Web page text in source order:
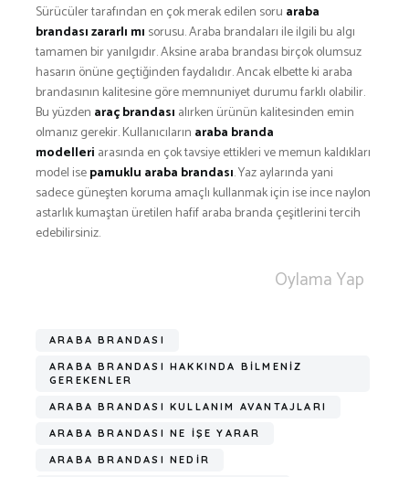
Sürücüler tarafından en çok merak edilen soru araba
brandası zararlı mı sorusu. Araba brandaları ile ilgili bu algı
tamamen bir yanılgıdır. Aksine araba brandası birçok olumsuz
hasarın önüne geçtiğinden faydalıdır. Ancak elbette ki araba
brandasının kalitesine göre memnuniyet durumu farklı olabilir.
Bu yüzden araç brandası alırken ürünün kalitesinden emin
olmanız gerekir. Kullanıcıların araba branda
modelleri arasında en çok tavsiye ettikleri ve memun kaldıkları
model isepamuklu araba brandası. Yaz aylarında yani
sadece güneşten koruma amaçlı kullanmak için ise ince naylon
astarlık kumaştan üretilen hafif araba branda çeşitlerini tercih
edebilirsiniz.
Oylama Yap
ARABA BRANDASI
ARABA BRANDASI HAKKINDA BİLMENİZ
GEREKENLER
ARABA BRANDASI KULLANIM AVANTAJLARI
ARABA BRANDASI NE İŞE YARAR
ARABA BRANDASI NEDİR